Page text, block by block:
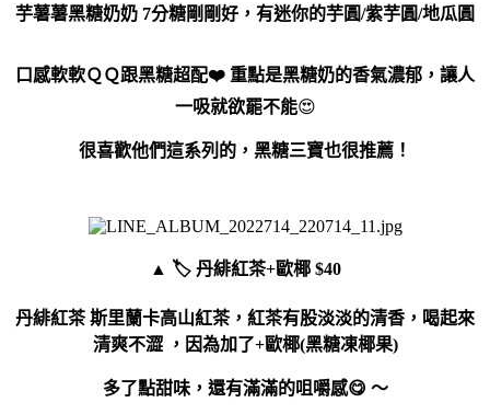
芋薯薯黑糖奶奶 7分糖剛剛好，有迷你的芋圓/紫芋圓/地瓜圓
口感軟軟ＱＱ跟黑糖超配❤️ 重點是黑糖奶的香氣濃郁，讓人
一吸就欲罷不能😍
很喜歡他們這系列的，黑糖三寶也很推薦！
▲ 🏷 丹緋紅茶+歐椰 $40
丹緋紅茶 斯里蘭卡高山紅茶，紅茶有股淡淡的清香，喝起來
清爽不澀 ，因為加了+歐椰(黑糖凍椰果)
多了點甜味，還有滿滿的咀嚼感😋 ～